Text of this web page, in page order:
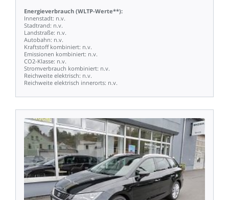
Energieverbrauch (WLTP-Werte**):
Innenstadt: n.v.
Stadtrand: n.v.
Landstraße: n.v.
Autobahn: n.v.
Kraftstoff kombiniert: n.v.
Emissionen kombiniert: n.v.
CO2-Klasse: n.v.
Stromverbrauch kombiniert: n.v.
Reichweite elektrisch: n.v.
Reichweite elektrisch innerorts: n.v.